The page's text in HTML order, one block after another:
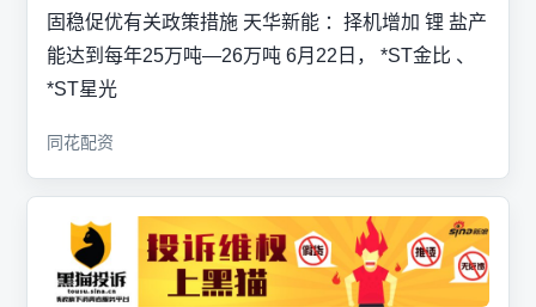
固稳促优有关政策措施 天华新能 ：择机增加 锂 盐产
能达到每年25万吨—26万吨 6月22日， *ST金比 、
*ST星光
同花配资